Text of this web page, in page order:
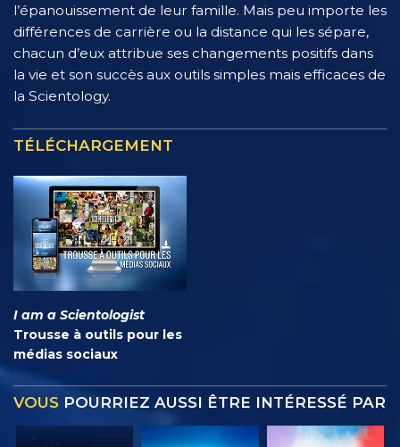
l’épanouissement de leur famille. Mais peu importe les
différences de carrière ou la distance qui les sépare,
chacun d’eux attribue ses changements positifs dans
la vie et son succès aux outils simples mais efficaces de
la Scientology.
TÉLÉCHARGEMENT
I am a Scientologist
Trousse à outils pour les
médias sociaux
VOUS POURRIEZ AUSSI ÊTRE INTÉRESSÉ PAR